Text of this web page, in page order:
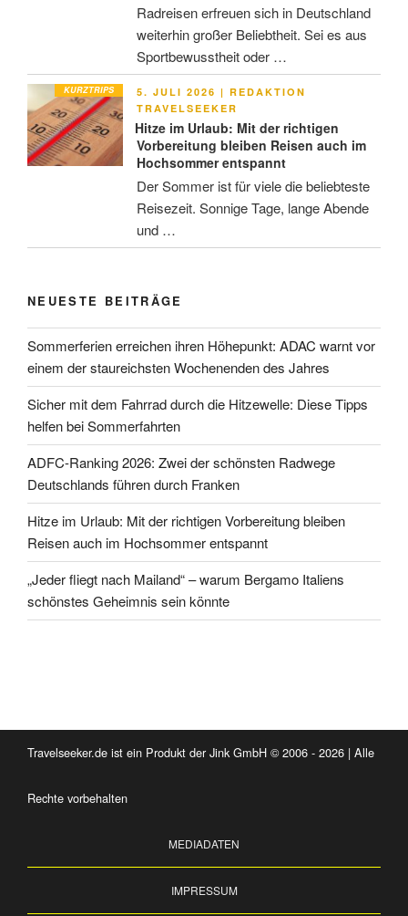
Radreisen erfreuen sich in Deutschland
weiterhin großer Beliebtheit. Sei es aus
Sportbewusstheit oder …
KURZTRIPS
VERÖFFENTLICHT
AM
5. JULI 2026 | REDAKTION
TRAVELSEEKER
Hitze im Urlaub: Mit der richtigen
Vorbereitung bleiben Reisen auch im
Hochsommer entspannt
Der Sommer ist für viele die beliebteste
Reisezeit. Sonnige Tage, lange Abende
und …
NEUESTE BEITRÄGE
Sommerferien erreichen ihren Höhepunkt: ADAC warnt vor
einem der staureichsten Wochenenden des Jahres
Sicher mit dem Fahrrad durch die Hitzewelle: Diese Tipps
helfen bei Sommerfahrten
ADFC-Ranking 2026: Zwei der schönsten Radwege
Deutschlands führen durch Franken
Hitze im Urlaub: Mit der richtigen Vorbereitung bleiben
Reisen auch im Hochsommer entspannt
„Jeder fliegt nach Mailand“ – warum Bergamo Italiens
schönstes Geheimnis sein könnte
Travelseeker.de ist ein Produkt der Jink GmbH © 2006 - 2026 | Alle
Rechte vorbehalten
MEDIADATEN
IMPRESSUM